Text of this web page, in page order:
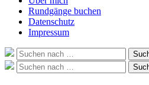
Rundgänge buchen
Datenschutz
Impressum
Suche
nach:
Suche
nach: